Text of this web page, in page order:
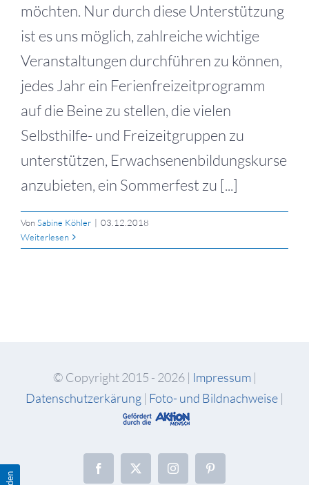
möchten. Nur durch diese Unterstützung
ist es uns möglich, zahlreiche wichtige
Veranstaltungen durchführen zu können,
jedes Jahr ein Ferienfreizeitprogramm
auf die Beine zu stellen, die vielen
Selbsthilfe- und Freizeitgruppen zu
unterstützen, Erwachsenenbildungskurse
anzubieten, ein Sommerfest zu [...]
VonSabine Köhler | 03.12.2018
Weiterlesen
© Copyright 2015 - 2026 | Impressum |
Datenschutzerkärung | Foto- und Bildnachweise |
Facebook
X InstagramPinterest